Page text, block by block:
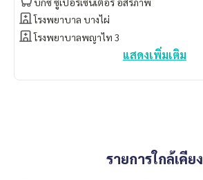
- Access Card Control
- CCTV
- ระบบรักษาความปลอดภัยตลอด 24 ชม.
Line ID: @BlueConnect
โรงพยาบาล บางไผ่
โรงพยาบาลพญาไท 3
แสดงเพิ่มเติม
รายการใกล้เคียง